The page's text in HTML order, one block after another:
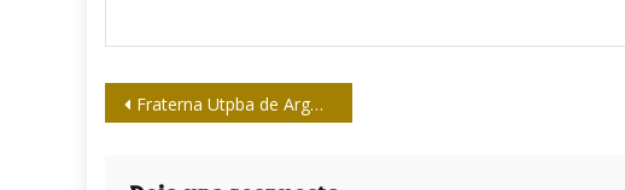
Navegación
Fraterna Utpba de Argentina estrena nueva web